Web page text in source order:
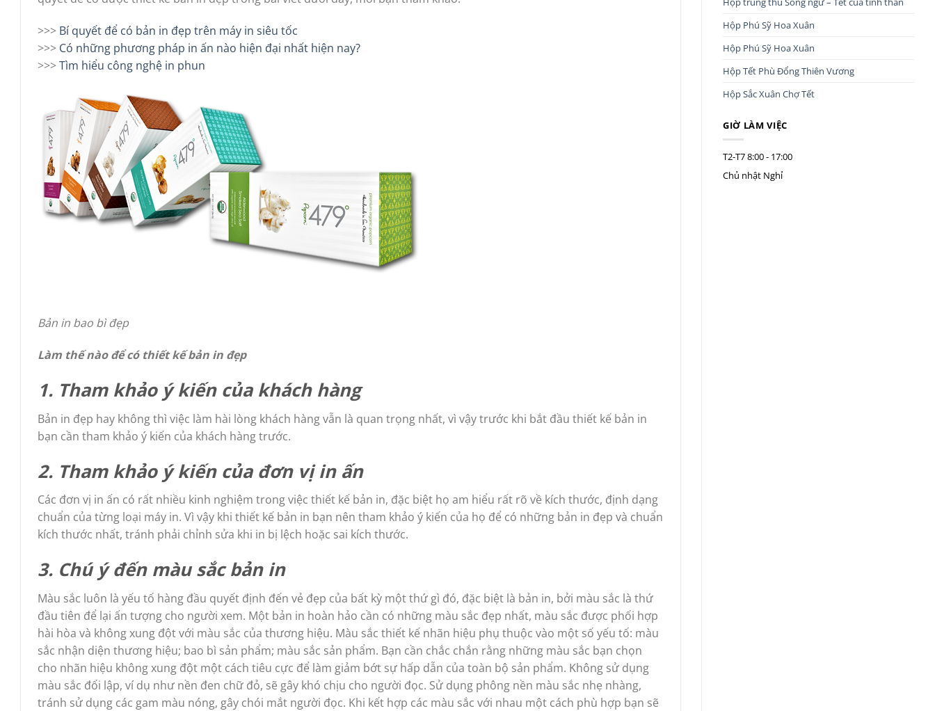
>>> Bí quyết để có bản in đẹp trên máy in siêu tốc
>>> Có những phương pháp in ấn nào hiện đại nhất hiện nay?
>>>Tìm hiểu công nghệ in phun
Bản in bao bì đẹp
Làm thế nào để có thiết kế bản in đẹp
1. Tham khảo ý kiến của khách hàng
Bản in đẹp hay không thì việc làm hài lòng khách hàng vẫn là quan trọng nhất, vì vậy trước khi bắt đầu thiết kế bản in
bạn cần tham khảo ý kiến của khách hàng trước.
2. Tham khảo ý kiến của đơn vị in ấn
Các đơn vị in ấn có rất nhiều kinh nghiệm trong việc thiết kế bản in, đặc biệt họ am hiểu rất rõ về kích thước, định dạng
chuẩn của từng loại máy in. Vì vậy khi thiết kế bản in bạn nên tham khảo ý kiến của họ để có những bản in đẹp và chuẩn
kích thước nhất, tránh phải chỉnh sửa khi in bị lệch hoặc sai kích thước.
3. Chú ý đến màu sắc bản in
Màu sắc luôn là yếu tố hàng đầu quyết định đến vẻ đẹp của bất kỳ một thứ gì đó, đặc biệt là bản in, bởi màu sắc là thứ
đầu tiên để lại ấn tượng cho người xem. Một bản in hoàn hảo cần có những màu sắc đẹp nhất, màu sắc được phối hợp
hài hòa và không xung đột với màu sắc của thương hiệu. Màu sắc thiết kế nhãn hiệu phụ thuộc vào một số yếu tố: màu
sắc nhận diện thương hiệu; bao bì sản phẩm; màu sắc sản phẩm. Bạn cần chắc chắn rằng những màu sắc bạn chọn
cho nhãn hiệu không xung đột một cách tiêu cực để làm giảm bớt sự hấp dẫn của toàn bộ sản phẩm. Không sử dụng
màu sắc đối lập, ví dụ như nền đen chữ đỏ, sẽ gây khó chịu cho người đọc. Sử dụng phông nền màu sắc nhẹ nhàng,
tránh sử dụng các gam màu nóng, gây chói mắt người đọc. Khi kết hợp các màu sắc với nhau một cách phù hợp bạn sẽ
Hộp Phú Sỹ Hoa Xuân
Hộp Phú Sỹ Hoa Xuân
Hộp Tết Phù Đổng Thiên Vương
Hộp Sắc Xuân Chợ Tết
GIỜ LÀM VIỆC
T2-T78:00 - 17:00
Chủ nhật Nghỉ